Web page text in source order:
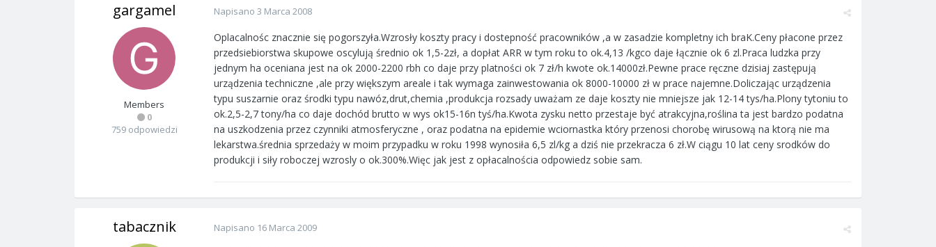
gargamel
Members
0
759 odpowiedzi
Napisano 3 Marca 2008
Oplacalnośc znacznie się pogorszyła.Wzrosły koszty pracy i dostepność pracowników ,a w zasadzie kompletny ich braK.Ceny płacone przez
przedsiebiorstwa skupowe oscylują średnio ok 1,5-2zł, a dopłat ARR w tym roku to ok.4,13 /kgco daje łącznie ok 6 zl.Praca ludzka przy
jednym ha oceniana jest na ok 2000-2200 rbh co daje przy platności ok 7 zł/h kwote ok.14000zł.Pewne prace ręczne dzisiaj zastępują
urządzenia techniczne ,ale przy większym areale i tak wymaga zainwestowania ok 8000-10000 zł w prace najemne.Doliczając urządzenia
typu suszarnie oraz środki typu nawóz,drut,chemia ,produkcja rozsady uważam ze daje koszty nie mniejsze jak 12-14 tys/ha.Plony tytoniu to
ok.2,5-2,7 tony/ha co daje dochód brutto w wys ok15-16n tyś/ha.Kwota zysku netto przestaje być atrakcyjna,roślina ta jest bardzo podatna
na uszkodzenia przez czynniki atmosferyczne , oraz podatna na epidemie wciornastka który przenosi chorobę wirusową na ktorą nie ma
lekarstwa.średnia sprzedaży w moim przypadku w roku 1998 wynosiła 6,5 zl/kg a dziś nie przekracza 6 zł.W ciągu 10 lat ceny srodków do
produkcji i siły roboczej wzrosly o ok.300%.Więc jak jest z opłacalnościa odpowiedz sobie sam.
tabacznik Napisano 16 Marca 2009